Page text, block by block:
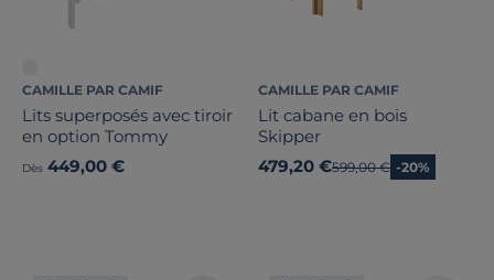
CAMILLE PAR CAMIF
Lits superposés avec tiroir
en option Tommy
Dès 449,00 €
CAMILLE PAR CAMIF
Lit cabane en bois
Skipper
479,20 €Ancien prix
599,00 € -20%